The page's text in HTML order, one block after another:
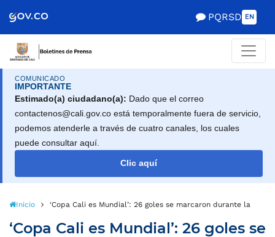
PQRSD EN
COMUNICADO
IMPORTANTE
Estimado(a) ciudadano(a): Dado que el correo
contactenos@cali.gov.co está temporalmente fuera de servicio,
podemos atenderle a través de cuatro canales, los cuales
puede consultar aquí.
Clic aquí
Inicio ‘Copa Cali es Mundial’: 26 goles se marcaron durante la
‘Copa Cali es Mundial’: 26 goles se